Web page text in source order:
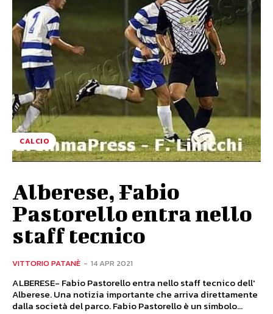
CALCIO
Alberese, Fabio
Pastorello entra nello
staff tecnico
VITTORIO PATANÈ - 14 APR 2021
ALBERESE- Fabio Pastorello entra nello staff tecnico dell'
Alberese. Una notizia importante che arriva direttamente
dalla società del parco. Fabio Pastorello è un simbolo...